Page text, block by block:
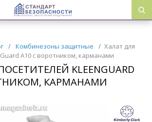
/ Комбинезоны защитные / Халат для
A10 с воротником, карманами
KLEENGUARD
КАРМАНАМИ